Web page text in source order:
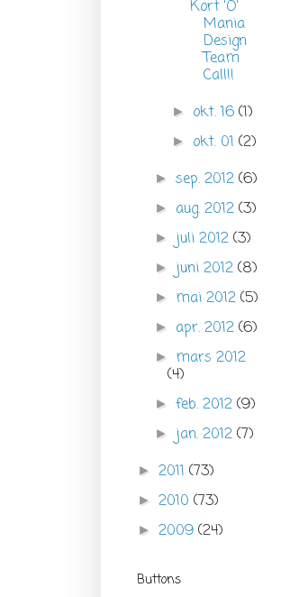
Kort 'O'
Mania
Design
Team
Call!!
► okt. 16(1)
► okt. 01(2)
►sep. 2012(6)
► aug. 2012(3)
► juli 2012(3)
► juni 2012(8)
► mai 2012(5)
► apr. 2012(6)
► mars 2012
(4)
►feb. 2012(9)
► jan. 2012(7)
► 2011 (73)
► 2010 (73)
► 2009 (24)
Buttons